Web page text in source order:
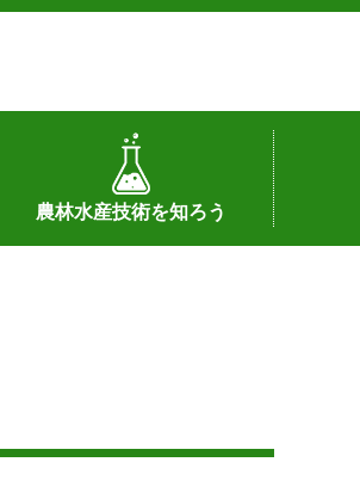
農林水産技術を知ろう
センターの話題
私の試験研究
試験研究課題
第6期中期業務計画
オンライン研究報告
刊行物
知的財産に関する相談窓口